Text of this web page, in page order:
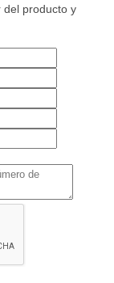
del producto y